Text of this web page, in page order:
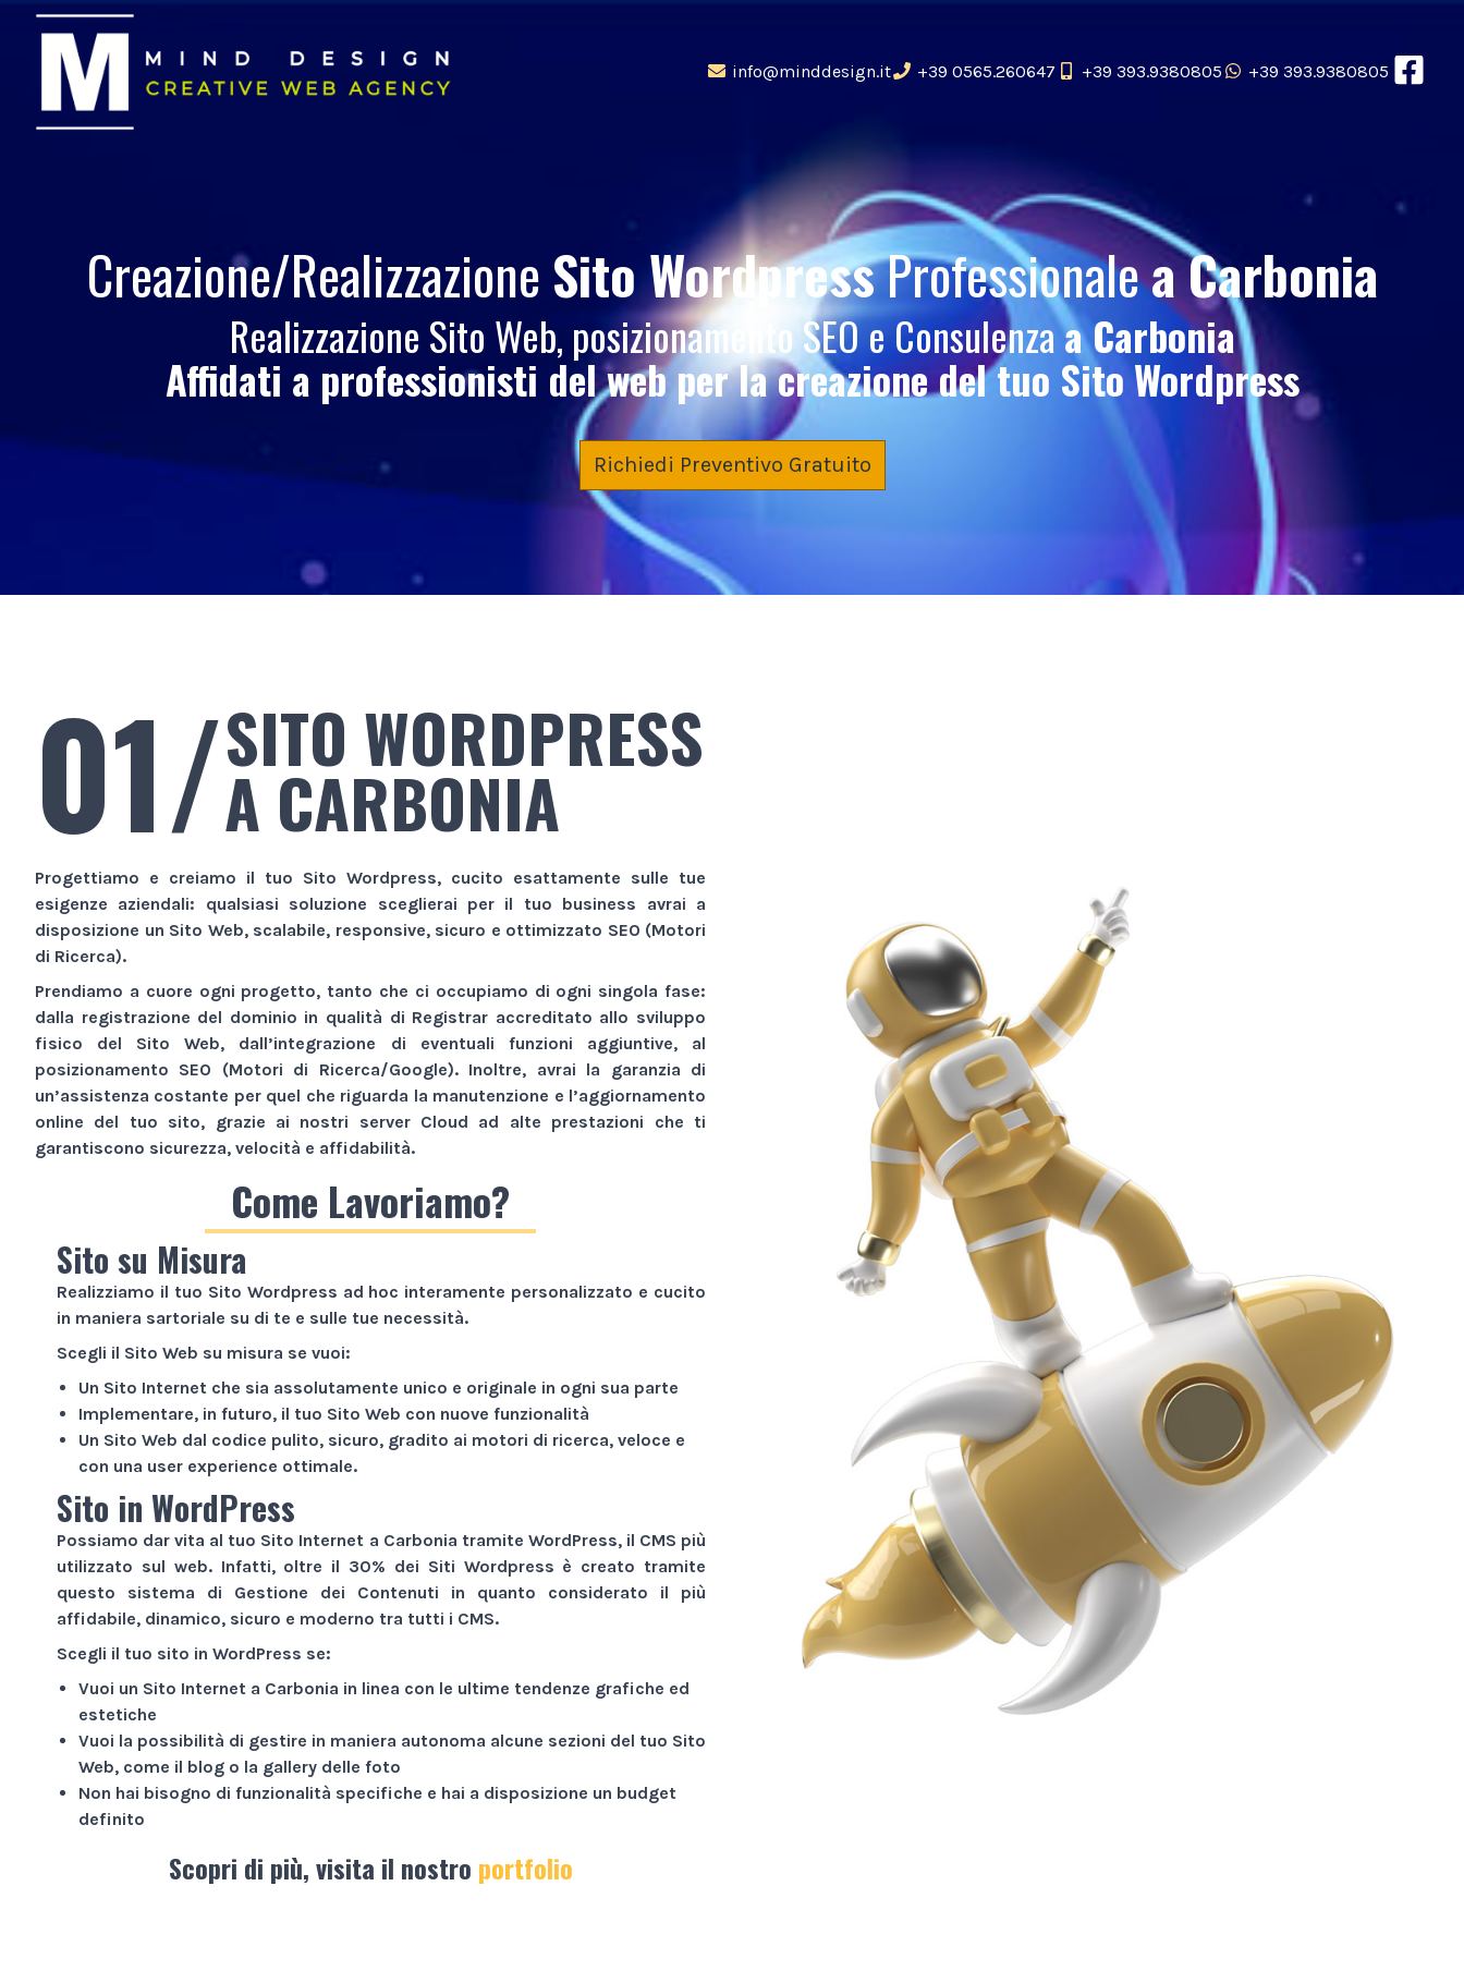
info@minddesign.it +39 0565.260647 +39 393.9380805 +39 393.9380805
Creazione/RealizzazioneSito WordpressProfessionalea Carbonia
Realizzazione Sito Web, posizionamento SEO e Consulenzaa Carbonia
Affidati a professionisti del web per la creazione del tuo Sito Wordpress
Richiedi Preventivo Gratuito
01/SITO WORDPRESS
A CARBONIA
Progettiamo e creiamo il tuo Sito Wordpress, cucito esattamente sulle tue
esigenze aziendali: qualsiasi soluzione sceglierai per il tuo business avrai a
disposizione un Sito Web, scalabile, responsive, sicuro e ottimizzato SEO (Motori
di Ricerca).
Prendiamo a cuore ogni progetto, tanto che ci occupiamo di ogni singola fase:
dalla registrazione del dominio in qualità di Registrar accreditato allo sviluppo
fisico del Sito Web, dall’integrazione di eventuali funzioni aggiuntive, al
posizionamento SEO (Motori di Ricerca/Google). Inoltre, avrai la garanzia di
un’assistenza costante per quel che riguarda la manutenzione e l’aggiornamento
online del tuo sito, grazie ai nostri server Cloud ad alte prestazioni che ti
garantiscono sicurezza, velocità e affidabilità.
Come Lavoriamo?
Sito su Misura
Realizziamo il tuo Sito Wordpress ad hoc interamente personalizzato e cucito
in maniera sartoriale su di te e sulle tue necessità.
Scegli il Sito Web su misura se vuoi:
Un Sito Internet che sia assolutamente unico e originale in ogni sua parte
Implementare, in futuro, il tuo Sito Web con nuove funzionalità
Un Sito Web dal codice pulito, sicuro, gradito ai motori di ricerca, veloce e
con una user experience ottimale.
Sito in WordPress
Possiamo dar vita al tuo Sito Internet a Carbonia tramite WordPress, il CMS più
utilizzato sul web. Infatti, oltre il 30% dei Siti Wordpress è creato tramite
questo sistema di Gestione dei Contenuti in quanto considerato il più
affidabile, dinamico, sicuro e moderno tra tutti i CMS.
Scegli il tuo sito in WordPress se:
Vuoi un Sito Internet a Carbonia in linea con le ultime tendenze grafiche ed
estetiche
Vuoi la possibilità di gestire in maniera autonoma alcune sezioni del tuo Sito
Web, come il blog o la gallery delle foto
Non hai bisogno di funzionalità specifiche e hai a disposizione un budget
definito
Scopri di più, visita il nostro portfolio